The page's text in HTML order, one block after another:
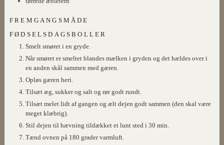
FREMGANGSMÅDE
FØDSELSDAGSBOLLER
Smelt smøret i en gryde.
Når smøret er smeltet blandes mælken i gryden og det hældes over i
en anden skål sammen med gæren.
Opløs gæren heri.
Tilsæt æg, sukker og salt og rør godt rundt.
Tilsæt melet lidt af gangen og ælt dejen godt sammen (den skal være
meget klæbrig).
Stil dejen til hævning tildækket et lunt sted i 30 min.
Tænd ovnen på 180 grader varmluft.